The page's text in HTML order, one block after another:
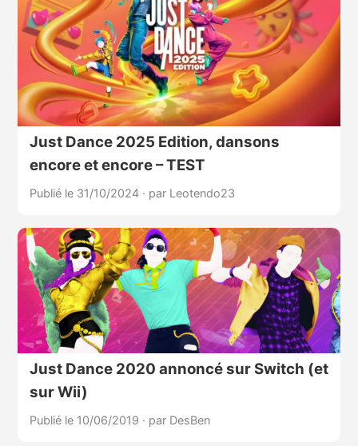
Just Dance 2025 Edition, dansons
encore et encore – TEST
Publié le 31/10/2024 · par Leotendo23
Just Dance 2020 annoncé sur Switch (et
sur Wii)
Publié le 10/06/2019 · par DesBen